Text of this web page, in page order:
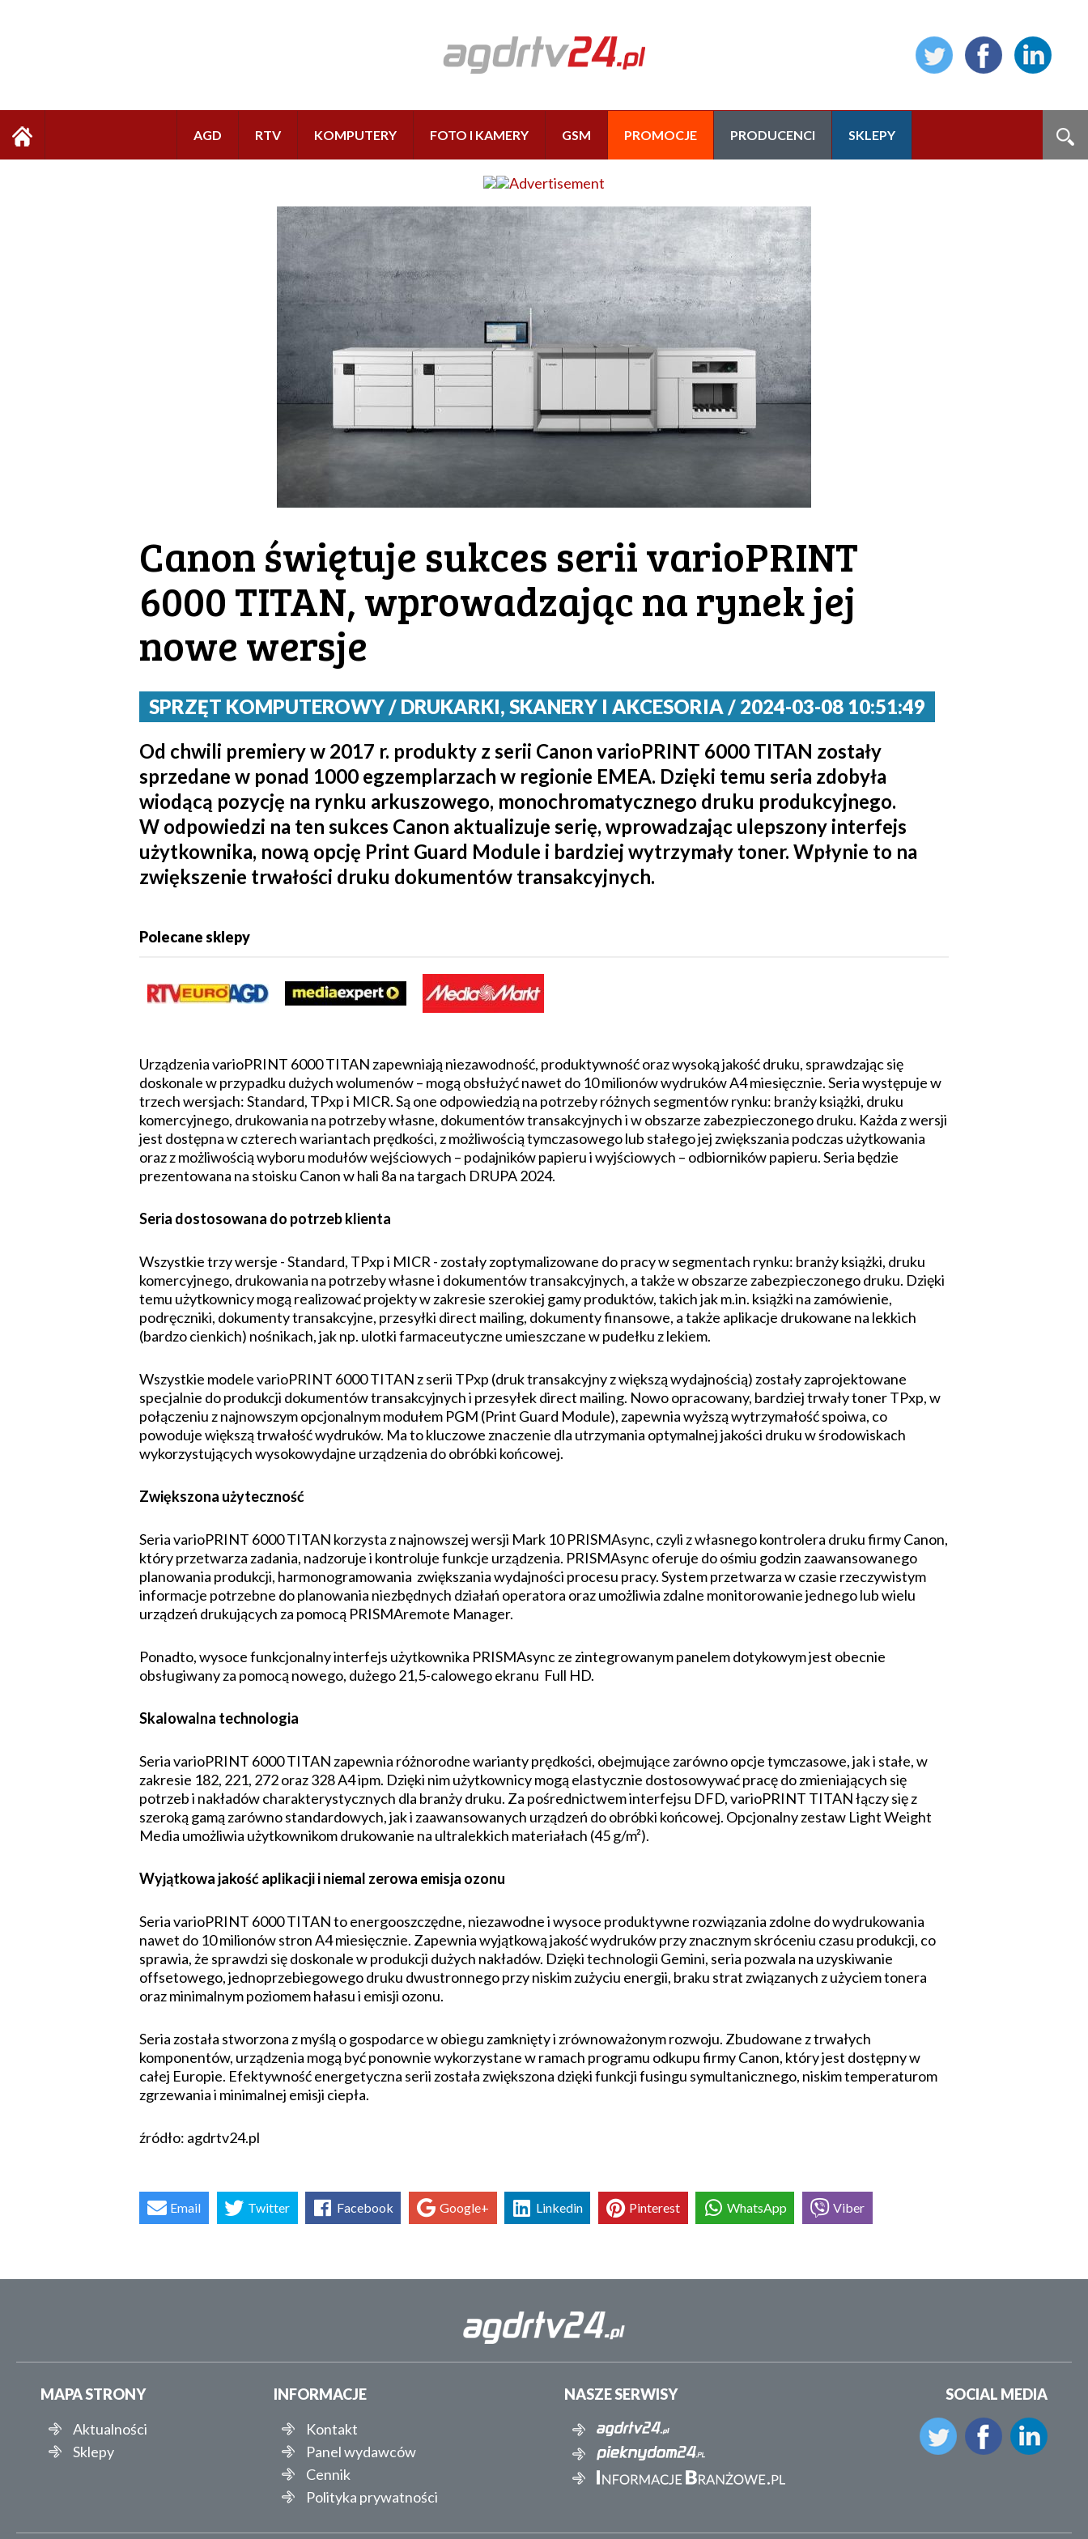
AGD RTV KOMPUTERY FOTO I KAMERY GSM PROMOCJE PRODUCENCI SKLEPY
Canon świętuje sukces serii varioPRINT
6000 TITAN, wprowadzając na rynek jej
nowe wersje
SPRZĘT KOMPUTEROWY / DRUKARKI, SKANERY I AKCESORIA / 2024-03-08 10:51:49
Od chwili premiery w 2017 r. produkty z serii Canon varioPRINT 6000 TITAN zostały
sprzedane w ponad 1000 egzemplarzach w regionie EMEA. Dzięki temu seria zdobyła
wiodącą pozycję na rynku arkuszowego, monochromatycznego druku produkcyjnego.
W odpowiedzi na ten sukces Canon aktualizuje serię, wprowadzając ulepszony interfejs
użytkownika, nową opcję Print Guard Module i bardziej wytrzymały toner. Wpłynie to na
zwiększenie trwałości druku dokumentów transakcyjnych.
Polecane sklepy
Urządzenia varioPRINT 6000 TITAN zapewniają niezawodność, produktywność oraz wysoką jakość druku, sprawdzając się
doskonale w przypadku dużych wolumenów – mogą obsłużyć nawet do 10 milionów wydruków A4 miesięcznie. Seria występuje w
trzech wersjach: Standard, TPxp i MICR. Są one odpowiedzią na potrzeby różnych segmentów rynku: branży książki, druku
komercyjnego, drukowania na potrzeby własne, dokumentów transakcyjnych i w obszarze zabezpieczonego druku. Każda z wersji
jest dostępna w czterech wariantach prędkości, z możliwością tymczasowego lub stałego jej zwiększania podczas użytkowania
oraz z możliwością wyboru modułów wejściowych – podajników papieru i wyjściowych – odbiorników papieru. Seria będzie
prezentowana na stoisku Canon w hali 8a na targach DRUPA 2024.
Seria dostosowana do potrzeb klienta
Wszystkie trzy wersje - Standard, TPxp i MICR - zostały zoptymalizowane do pracy w segmentach rynku: branży książki, druku
komercyjnego, drukowania na potrzeby własne i dokumentów transakcyjnych, a także w obszarze zabezpieczonego druku. Dzięki
temu użytkownicy mogą realizować projekty w zakresie szerokiej gamy produktów, takich jak m.in. książki na zamówienie,
podręczniki, dokumenty transakcyjne, przesyłki direct mailing, dokumenty finansowe, a także aplikacje drukowane na lekkich
(bardzo cienkich) nośnikach, jak np. ulotki farmaceutyczne umieszczane w pudełku z lekiem.
Wszystkie modele varioPRINT 6000 TITAN z serii TPxp (druk transakcyjny z większą wydajnością) zostały zaprojektowane
specjalnie do produkcji dokumentów transakcyjnych i przesyłek direct mailing. Nowo opracowany, bardziej trwały toner TPxp, w
połączeniu z najnowszym opcjonalnym modułem PGM (Print Guard Module), zapewnia wyższą wytrzymałość spoiwa, co
powoduje większą trwałość wydruków. Ma to kluczowe znaczenie dla utrzymania optymalnej jakości druku w środowiskach
wykorzystujących wysokowydajne urządzenia do obróbki końcowej.
Zwiększona użyteczność
Seria varioPRINT 6000 TITAN korzysta z najnowszej wersji Mark 10 PRISMAsync, czyli z własnego kontrolera druku firmy Canon,
który przetwarza zadania, nadzoruje i kontroluje funkcje urządzenia. PRISMAsync oferuje do ośmiu godzin zaawansowanego
planowania produkcji, harmonogramowania zwiększania wydajności procesu pracy. System przetwarza w czasie rzeczywistym
informacje potrzebne do planowania niezbędnych działań operatora oraz umożliwia zdalne monitorowanie jednego lub wielu
urządzeń drukujących za pomocą PRISMAremote Manager.
Ponadto, wysoce funkcjonalny interfejs użytkownika PRISMAsync ze zintegrowanym panelem dotykowym jest obecnie
obsługiwany za pomocą nowego, dużego 21,5-calowego ekranu Full HD.
Skalowalna technologia
Seria varioPRINT 6000 TITAN zapewnia różnorodne warianty prędkości, obejmujące zarówno opcje tymczasowe, jak i stałe, w
zakresie 182, 221, 272 oraz 328 A4 ipm. Dzięki nim użytkownicy mogą elastycznie dostosowywać pracę do zmieniających się
potrzeb i nakładów charakterystycznych dla branży druku. Za pośrednictwem interfejsu DFD, varioPRINT TITAN łączy się z
szeroką gamą zarówno standardowych, jak i zaawansowanych urządzeń do obróbki końcowej. Opcjonalny zestaw Light Weight
Media umożliwia użytkownikom drukowanie na ultralekkich materiałach (45 g/m²).
Wyjątkowa jakość aplikacji i niemal zerowa emisja ozonu
Seria varioPRINT 6000 TITAN to energooszczędne, niezawodne i wysoce produktywne rozwiązania zdolne do wydrukowania
nawet do 10 milionów stron A4 miesięcznie. Zapewnia wyjątkową jakość wydruków przy znacznym skróceniu czasu produkcji, co
sprawia, że sprawdzi się doskonale w produkcji dużych nakładów. Dzięki technologii Gemini, seria pozwala na uzyskiwanie
offsetowego, jednoprzebiegowego druku dwustronnego przy niskim zużyciu energii, braku strat związanych z użyciem tonera
oraz minimalnym poziomem hałasu i emisji ozonu.
Seria została stworzona z myślą o gospodarce w obiegu zamknięty i zrównoważonym rozwoju. Zbudowane z trwałych
komponentów, urządzenia mogą być ponownie wykorzystane w ramach programu odkupu firmy Canon, który jest dostępny w
całej Europie. Efektywność energetyczna serii została zwiększona dzięki funkcji fusingu symultanicznego, niskim temperaturom
zgrzewania i minimalnej emisji ciepła.
źródło: agdrtv24.pl
Email Twitter Facebook Google+ Linkedin Pinterest WhatsApp Viber
MAPA STRONY
Aktualności
Sklepy
INFORMACJE
Kontakt
Panel wydawców
Cennik
Polityka prywatności
NASZE SERWISY SOCIAL MEDIA